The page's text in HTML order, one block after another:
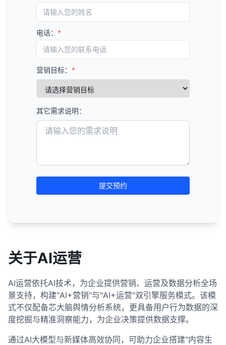
电话： *
营销目标： *
其它需求说明：
提交预约
关于AI运营
AI运营依托AI技术，为企业提供营销、运营及数据分析全场
景支持，构建"AI+营销"与"AI+运营"双引擎服务模式。该模
式不仅配备芯大脑舆情分析系统，更具备用户行为数据的深
度挖掘与精准洞察能力，为企业决策提供数据支撑。
通过AI大模型与新媒体高效协同，可助力企业搭建"内容生